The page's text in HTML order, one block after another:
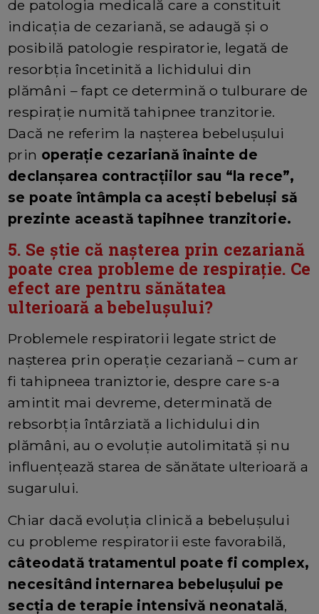
de patologia medicală care a constituit
indicația de cezariană, se adaugă și o
posibilă patologie respiratorie, legată de
resorbția încetinită a lichidului din
plămâni – fapt ce determină o tulburare de
respirație numită tahipnee tranzitorie.
Dacă ne referim la nașterea bebelușului
prin operație cezariană înainte de
declanșarea contracțiilor sau “la rece”,
se poate întâmpla ca acești bebeluși să
prezinte această tapihnee tranzitorie.
5. Se știe că nașterea prin cezariană
poate crea probleme de respirație. Ce
efect are pentru sănătatea
ulterioară a bebelușului?
Problemele respiratorii legate strict de
nașterea prin operație cezariană – cum ar
fi tahipneea traniztorie, despre care s-a
amintit mai devreme, determinată de
rebsorbția întârziată a lichidului din
plămâni, au o evoluție autolimitată și nu
influențează starea de sănătate ulterioară a
sugarului.
Chiar dacă evoluția clinică a bebelușului
cu probleme respiratorii este favorabilă,
câteodată tratamentul poate fi complex,
necesitând internarea bebelușului pe
secția de terapie intensivă neonatală,